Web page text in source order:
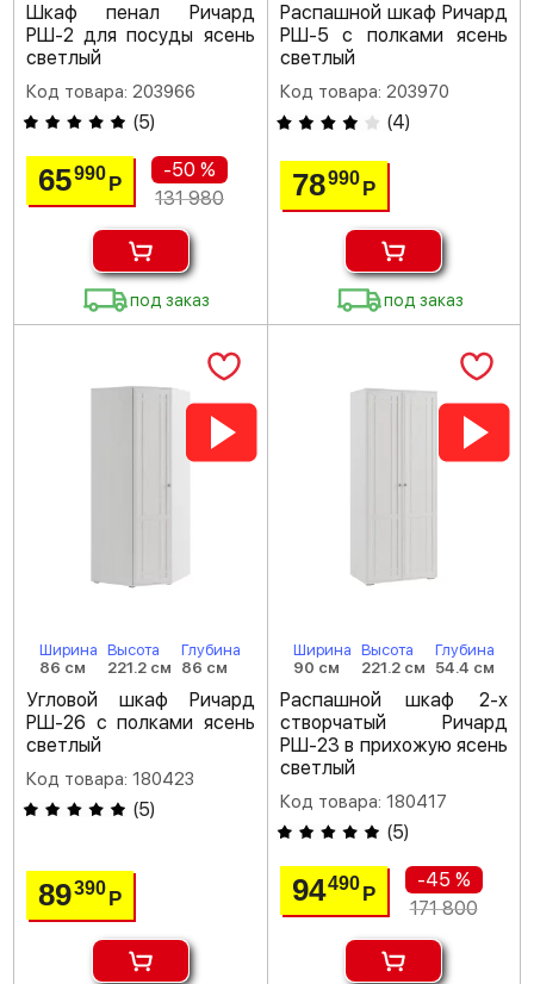
Шкаф пенал Ричард
РШ-2 для посуды ясень
светлый
Код товара: 203966
(5)
65990Р
-50 %
131 980
под заказ
Распашной шкаф Ричард
РШ-5 с полками ясень
светлый
Код товара: 203970
(4)
78990 Р
под заказ
Ширина
86 см
Высота
221.2 см
Глубина
86 см
Угловой шкаф Ричард
РШ-26 с полками ясень
светлый
Код товара: 180423
(5)
89390Р
Ширина
90 см
Высота
221.2 см
Глубина
54.4 см
Распашной шкаф 2-х
створчатый Ричард
РШ-23 в прихожую ясень
светлый
Код товара: 180417
(5)
94490 Р
-45 %
171 800